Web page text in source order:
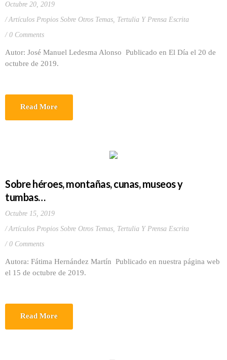
Octubre 20, 2019
Artículos Propios Sobre Otros Temas, Tertulia Y Prensa Escrita
0 Comments
Autor: José Manuel Ledesma Alonso Publicado en El Día el 20 de
octubre de 2019.
Read More
Sobre héroes, montañas, cunas, museos y
tumbas…
Octubre 15, 2019
Artículos Propios Sobre Otros Temas, Tertulia Y Prensa Escrita
0 Comments
Autora: Fátima Hernández Martín Publicado en nuestra página web
el 15 de octubre de 2019.
Read More